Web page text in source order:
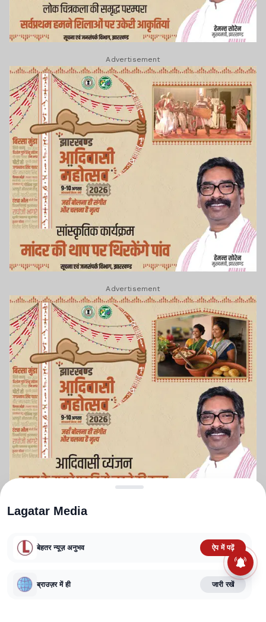
Advertisement
Advertisement
TERMS AND CONDITIONS
CORRECTIONS POLICY
FACT CHECKING POLICY
Lagatar Media Pvt. Ltd.
Lagatar Media
बेहतर न्यूज़ अनुभव ऐप में पढ़ें
ब्राउज़र में ही जारी रखें